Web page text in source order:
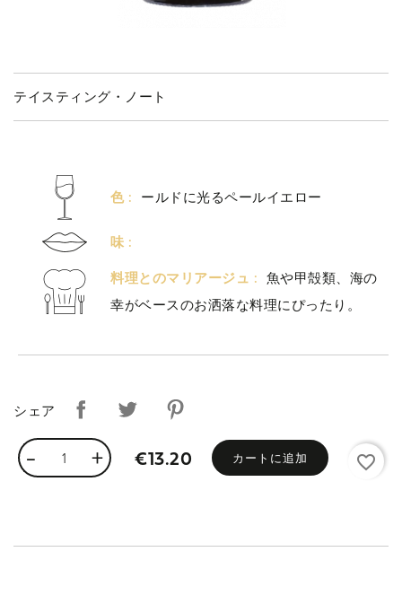
テイスティング・ノート
色 : ールドに光るペールイエロー
味 :
料理とのマリアージュ : 魚や甲殻類、海の
幸がベースのお洒落な料理にぴったり。
シェア
€13.20 カートに追加 favorite_border